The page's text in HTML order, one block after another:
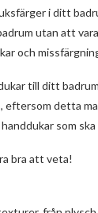
i ditt
utan att
och
till ditt
eftersom detta
som ska
bra att veta!